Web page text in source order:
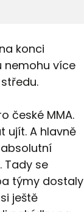
konci
nemohu více
české MMA.
ujít. A hlavně
Tady se
týmy dostaly
ještě